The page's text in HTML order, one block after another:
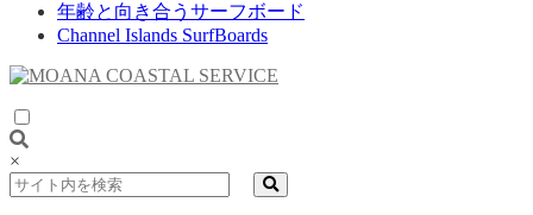
年齢と向き合うサーフボード
Channel Islands SurfBoards
×